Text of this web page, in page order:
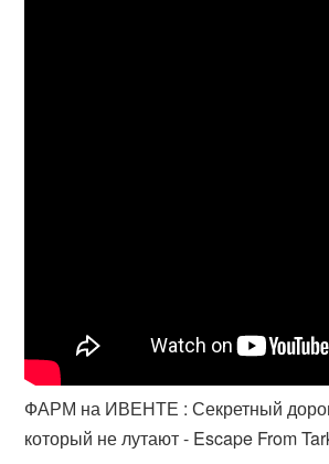
ФАРМ на ИВЕНТЕ : Секретный
который не лутают - Escape From